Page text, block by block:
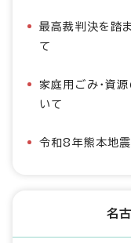
最高裁判決を踏
て
家庭用ごみ・資
いて
令和8年熊本地
名